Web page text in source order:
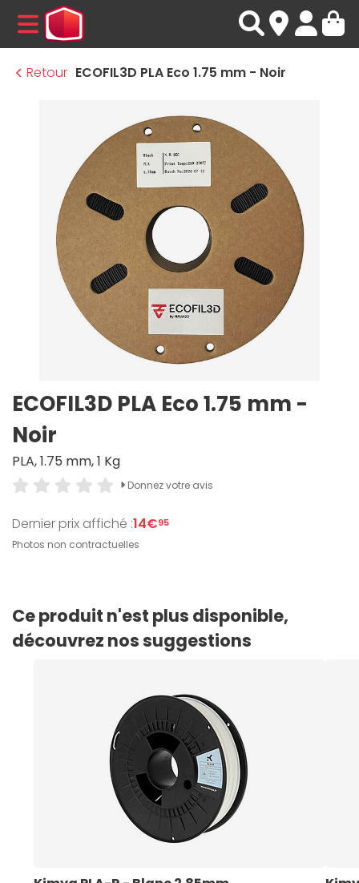
MENU
Retour ECOFIL3D PLA Eco 1.75 mm - Noir
ECOFIL3D PLA Eco 1.75 mm -
Noir
PLA, 1.75 mm, 1 Kg
Donnez votre avis
Dernier prix affiché :14€95
Photos non contractuelles
Ce produit n'est plus disponible,
découvrez nos suggestions